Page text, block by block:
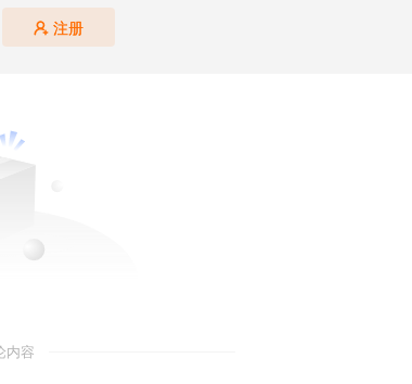
注册
内容